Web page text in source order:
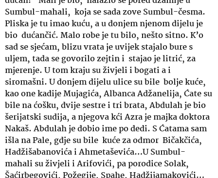
Sumbul-mahali, koja se sada zove Sumbul-česma.
Pliska je tu imao kuću, a u donjem njenom dijelu je
bio dućančić. Malo robe je tu bilo, nešto sitno. K’o
sad se sjećam, blizu vrata je uvijek stajalo bure s
uljem, tada se govorilo zejtin i stajao je litrić, za
mjerenje. U tom kraju su živjeli i bogati a i
siromašni. U donjem dijelu ulice su bile bolje kuće,
kao one kadije Mujagića, Albanca Adžanelija, Ćate su
bile na ćošku, dvije sestre i tri brata, Abdulah je bio
šerijatski sudija, a njegova kći Azra je majka doktora
Nakaš. Abdulah je dobio ime po dedi. S Ćatama sam
išla na Pale, gdje su bile kuće za odmor Bičakčića,
Hadžišabanovića i Ahmetaševića…U Sumbul-
mahali su živjeli i Arifovići, pa porodice Solak,